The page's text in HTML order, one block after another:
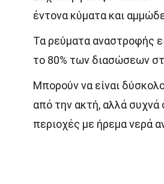
έντονα κύματα και
Τα ρεύματα αναστροφής
το 80% των διασώσεων
Μπορούν να είναι
από την ακτή, αλλά συχνά
περιοχές με ήρεμα νερά